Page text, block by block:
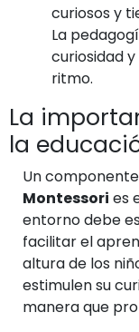
curiosos y
La
curiosidad
ritmo.
La
la
Un
Montessori es
entorno debe
facilitar el
altura de los
estimulen su
manera que